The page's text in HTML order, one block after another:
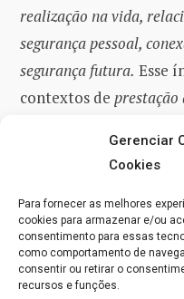
Gerenciar
Cookies
Para fornecer as melhores
cookies para armazenar e/ou
consentimento para essas
como comportamento de
consentir ou retirar o
recursos e funções.
realização na vida,
segurança pessoal,
segurança futura. Esse
contextos de prestação
específicas, como
padrão de vida?”ou
entrevistados
escala do tipo Likert,